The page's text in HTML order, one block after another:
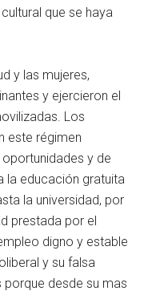
que se haya
y las mujeres,
y ejercieron el
Los
este régimen
y de
la educación gratuita
la universidad, por
prestada por el
digno y estable
y su falsa
desde su mas